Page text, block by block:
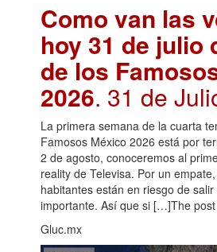
Como van las
hoy 31 de julio
de los
2026. 31 de
La primera semana de la cuarta
Famosos México 2026 está por
2 de agosto, conoceremos al
reality de Televisa. Por un
habitantes están en riesgo de
importante. Así que si […]The
Gluc.mx